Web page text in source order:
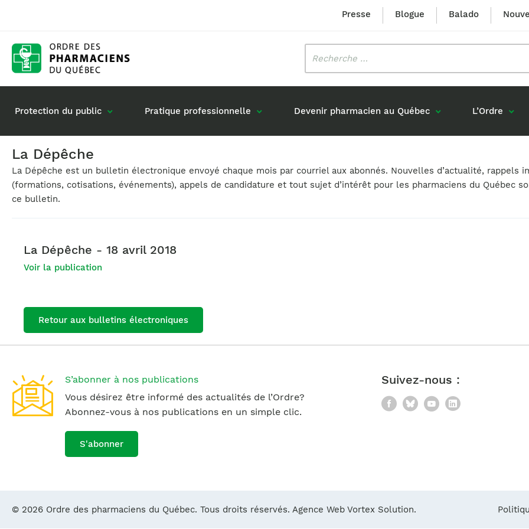
Presse Blogue Balado
Protection du public
Rôle du pharmacien
Vos questions : des réponses
Pratique professionnelle
Gestion de mon dossier
Retour à la pratique
Devenir pharmacien au Québec
Étudiants formés au Québec
L’Ordre
Mission et valeurs
Gouvernance
Prix Louis-Hébert
Prix Innovation Janine-
La Dépêche
La Dépêche est un bulletin électronique envoyé chaque mois par courriel aux abonnés. Nouvelles d’actualité, rappels
(formations, cotisations, événements), appels de candidature et tout sujet d’intérêt pour les pharmaciens du Québec
ce bulletin.
La Dépêche - 18 avril 2018
Voir la publication
Retour aux bulletins électroniques
S’abonner à nos publications
Vous désirez être informé des actualités de l’Ordre?
Abonnez-vous à nos publications en un simple clic.
S'abonner
Suivez-nous :
Facebook
BlueskyYouTube
LinkedIn
© 2026 Ordre des pharmaciens du Québec. Tous droits réservés. Agence Web Vortex Solution.